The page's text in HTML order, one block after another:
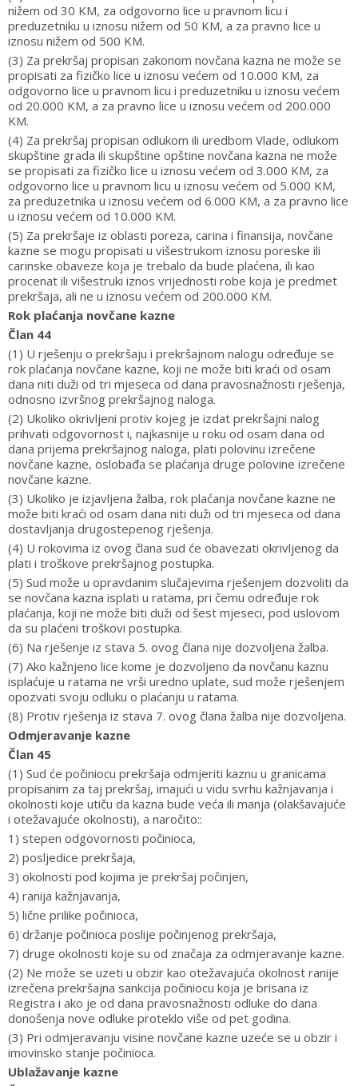
nižem od 30 KM, za odgovorno lice u pravnom licu i
preduzetniku u iznosu nižem od 50 KM, a za pravno lice u
iznosu nižem od 500 KM.
(3) Za prekršaj propisan zakonom novčana kazna ne može se
propisati za fizičko lice u iznosu većem od 10.000 KM, za
odgovorno lice u pravnom licu i preduzetniku u iznosu većem
od 20.000 KM, a za pravno lice u iznosu većem od 200.000
KM.
(4) Za prekršaj propisan odlukom ili uredbom Vlade, odlukom
skupštine grada ili skupštine opštine novčana kazna ne može
se propisati za fizičko lice u iznosu većem od 3.000 KM, za
odgovorno lice u pravnom licu u iznosu većem od 5.000 KM,
za preduzetnika u iznosu većem od 6.000 KM, a za pravno lice
u iznosu većem od 10.000 KM.
(5) Za prekršaje iz oblasti poreza, carina i finansija, novčane
kazne se mogu propisati u višestrukom iznosu poreske ili
carinske obaveze koja je trebalo da bude plaćena, ili kao
procenat ili višestruki iznos vrijednosti robe koja je predmet
prekršaja, ali ne u iznosu većem od 200.000 KM.
Rok plaćanja novčane kazne
Član 44
(1) U rješenju o prekršaju i prekršajnom nalogu određuje se
rok plaćanja novčane kazne, koji ne može biti kraći od osam
dana niti duži od tri mjeseca od dana pravosnažnosti rješenja,
odnosno izvršnog prekršajnog naloga.
(2) Ukoliko okrivljeni protiv kojeg je izdat prekršajni nalog
prihvati odgovornost i, najkasnije u roku od osam dana od
dana prijema prekršajnog naloga, plati polovinu izrečene
novčane kazne, oslobađa se plaćanja druge polovine izrečene
novčane kazne.
(3) Ukoliko je izjavljena žalba, rok plaćanja novčane kazne ne
može biti kraći od osam dana niti duži od tri mjeseca od dana
dostavljanja drugostepenog rješenja.
(4) U rokovima iz ovog člana sud će obavezati okrivljenog da
plati i troškove prekršajnog postupka.
(5) Sud može u opravdanim slučajevima rješenjem dozvoliti da
se novčana kazna isplati u ratama, pri čemu određuje rok
plaćanja, koji ne može biti duži od šest mjeseci, pod uslovom
da su plaćeni troškovi postupka.
(6) Na rješenje iz stava 5. ovog člana nije dozvoljena žalba.
(7) Ako kažnjeno lice kome je dozvoljeno da novčanu kaznu
isplaćuje u ratama ne vrši uredno uplate, sud može rješenjem
opozvati svoju odluku o plaćanju u ratama.
(8) Protiv rješenja iz stava 7. ovog člana žalba nije dozvoljena.
Odmjeravanje kazne
Član 45
(1) Sud će počiniocu prekršaja odmjeriti kaznu u granicama
propisanim za taj prekršaj, imajući u vidu svrhu kažnjavanja i
okolnosti koje utiču da kazna bude veća ili manja (olakšavajuće
i otežavajuće okolnosti), a naročito::
1) stepen odgovornosti počinioca,
2) posljedice prekršaja,
3) okolnosti pod kojima je prekršaj počinjen,
4) ranija kažnjavanja,
5) lične prilike počinioca,
6) držanje počinioca poslije počinjenog prekršaja,
7) druge okolnosti koje su od značaja za odmjeravanje kazne.
(2) Ne može se uzeti u obzir kao otežavajuća okolnost ranije
izrečena prekršajna sankcija počiniocu koja je brisana iz
Registra i ako je od dana pravosnažnosti odluke do dana
donošenja nove odluke proteklo više od pet godina.
(3) Pri odmjeravanju visine novčane kazne uzeće se u obzir i
imovinsko stanje počinioca.
Ublažavanje kazne